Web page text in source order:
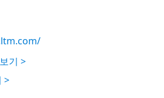
기 >
>